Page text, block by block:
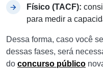
Físico (TACF):
para medir a
Dessa forma, caso você
dessas fases, será
do concurso público